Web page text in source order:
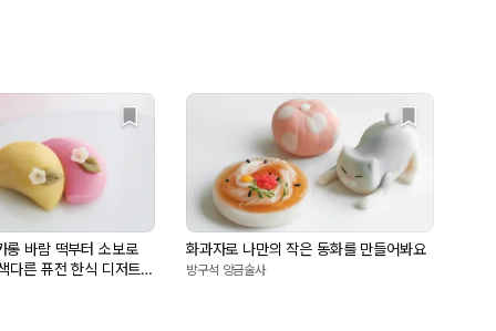
롱 바람 떡부터 소보로
다른 퓨전 한식 디저트
화과자로 나만의 작은 동화를 만들어봐요
방구석 앙금술사